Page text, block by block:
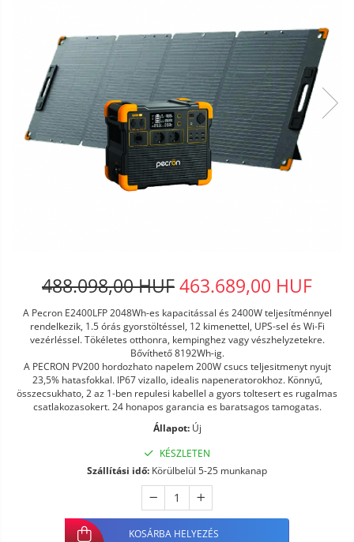
488.098,00 HUF463.689,00 HUF
A Pecron E2400LFP 2048Wh-es kapacitással és 2400W teljesítménnyel
rendelkezik, 1.5 órás gyorstöltéssel, 12 kimenettel, UPS-sel és Wi-Fi
vezérléssel. Tökéletes otthonra, kempinghez vagy vészhelyzetekre.
Bővíthető 8192Wh-ig.
A PECRON PV200 hordozhato napelem 200W csucs teljesitmenyt nyujt
23,5% hatasfokkal. IP67 vizallo, idealis napeneratorokhoz. Könnyű,
összecsukhato, 2 az 1-ben repulesi kabellel a gyors toltesert es rugalmas
csatlakozasokert. 24 honapos garancia es baratsagos tamogatas.
Állapot: Új
KÉSZLETEN
Szállítási idő: Körülbelül 5-25 munkanap
KOSÁRBA HELYEZÉS